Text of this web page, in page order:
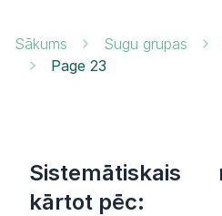
Sākums Sugu grupas
Page 23
kārtot pēc: